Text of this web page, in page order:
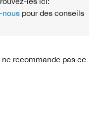
nous pour des conseils
ne recommande pas ce